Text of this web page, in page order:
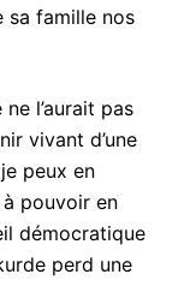
sa famille nos
l’aurait pas
vivant d’une
peux en
pouvoir en
démocratique
perd une